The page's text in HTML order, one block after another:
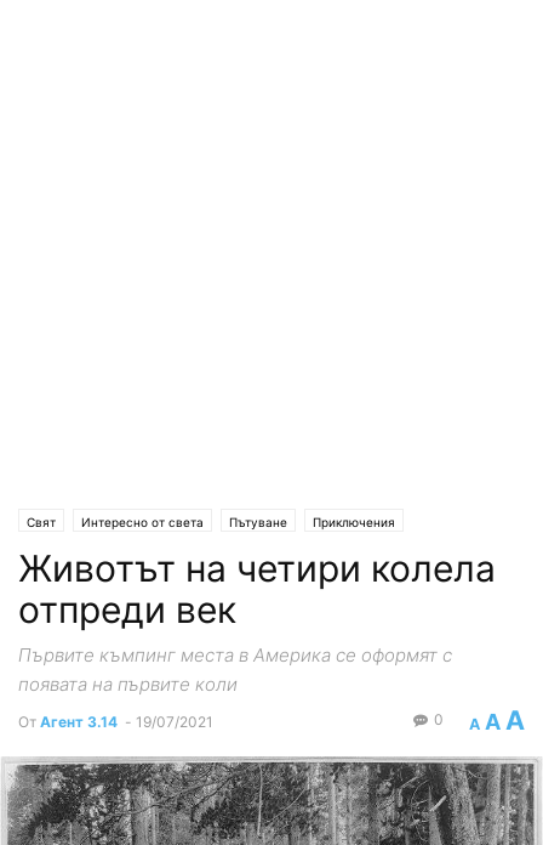
Свят Интересно от света Пътуване Приключения
Животът на четири колела
отпреди век
Първите къмпинг места в Америка се оформят с
появата на първите коли
От Агент 3.14 - 19/07/2021 A A A
0